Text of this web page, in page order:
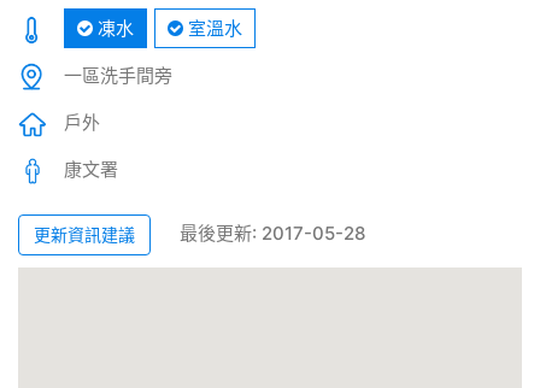
凍水 室溫水
一區洗手間旁
戶外
康文署
更新資訊建議 最後更新: 2017-05-28